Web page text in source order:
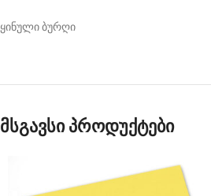
ყინული ბურღი
მსგავსი პროდუქტები